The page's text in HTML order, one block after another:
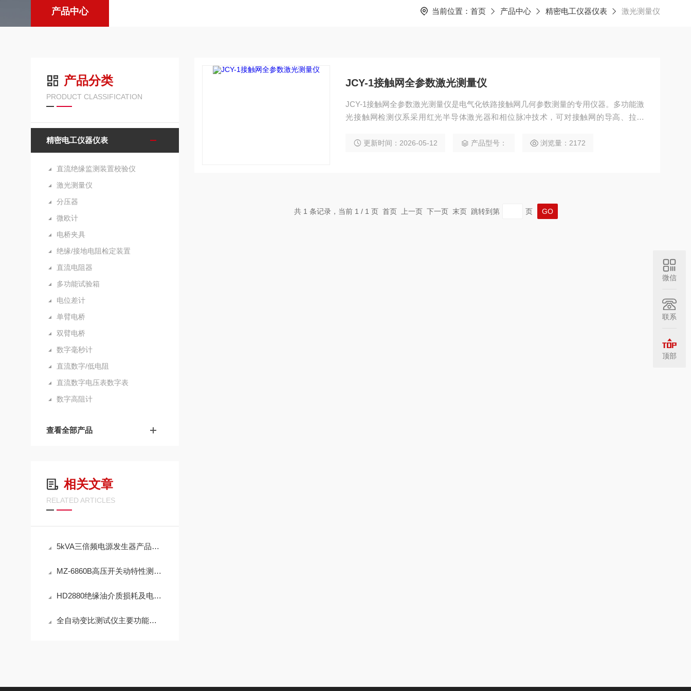
产品中心 当前位置： 首页 产品中心 精密电工仪器仪表 激光测量仪
产品分类
PRODUCT CLASSIFICATION
精密电工仪器仪表
直流绝缘监测装置校验仪
激光测量仪
分压器
微欧计
电桥夹具
绝缘/接地电阻检定装置
直流电阻器
多功能试验箱
电位差计
单臂电桥
双臂电桥
数字毫秒计
直流数字/低电阻
直流数字电压表数字表
数字高阻计
查看全部产品
相关文章
RELATED ARTICLES
5kVA三倍频电源发生器产品介绍
MZ-6860B高压开关动特性测试仪产品介绍
HD2880绝缘油介质损耗及电阻率测试仪产品介绍
全自动变比测试仪主要功能及特点
JCY-1接触网全参数激光测量仪
JCY-1接触网全参数激光测量仪是电气化铁路接触网几何参数测量的专用仪器。多功能激
光接触网检测仪系采用红光半导体激光器和相位脉冲技术，可对接触网的导高、拉出
更新时间：2026-05-12 产品型号： 浏览量：2172
共 1 条记录，当前 1 / 1 页 首页 上一页 下一页 末页 跳转到第 页
微信
联系
顶部